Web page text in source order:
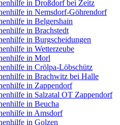
in Droßdorf bei Zeitz
in Nemsdorf-Göhrendorf
in Belgershain
in Brachstedt
in Burgscheidungen
in Wetterzeube
in Morl
in Crölpa-Löbschütz
in Brachwitz bei Halle
in Zappendorf
in Salzatal OT Zappendorf
in Beucha
in Amsdorf
in Golzen